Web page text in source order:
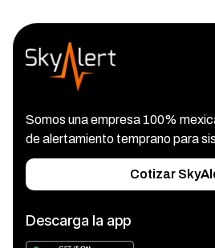
Somos una empresa 100%
de alertamiento temprano para
Cotizar
Descarga la app